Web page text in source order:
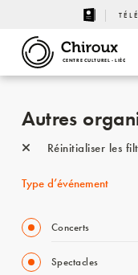
CENTRE CULTUREL - LIÈGE
Autres
Réinitialiser les
Type d’événement
Concerts
Spectacles